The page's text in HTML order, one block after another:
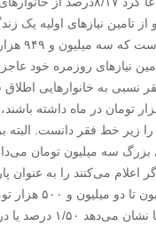
تامین نیازهای اولیه یک
نسبی به خانوارهایی اطلاق
را زیر خط فقر دانست.
سه میلیون تومان
اعلام می‌کنند را به عنوان
رقمی میان دو
حال بررسی آمارها